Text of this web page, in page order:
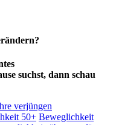
suchst, dann schau
verjüngen
50+ Beweglichkeit